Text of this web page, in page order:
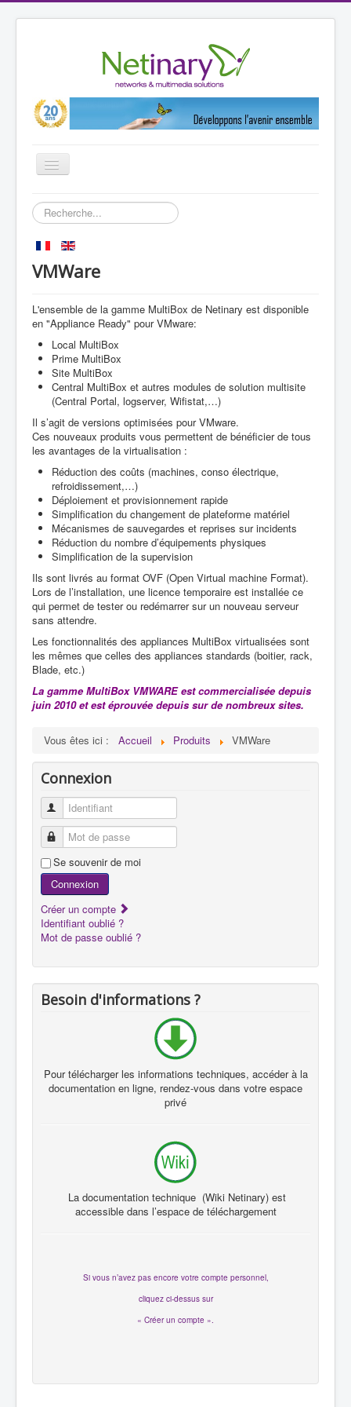
Basculer
la
Accueil
Partenaires
Produits
Rechercher
VMWare
L'ensemble de la gamme MultiBox de Netinary est disponible
en "Appliance Ready" pour VMware:
Local MultiBox
Prime MultiBox
Site MultiBox
Central MultiBox et autres modules de solution multisite
(Central Portal, logserver, Wifistat,…)
Il s’agit de versions optimisées pour VMware.
Ces nouveaux produits vous permettent de bénéficier de tous
les avantages de la virtualisation :
Réduction des coûts (machines, conso électrique,
refroidissement,…)
Déploiement et provisionnement rapide
Simplification du changement de plateforme matériel
Mécanismes de sauvegardes et reprises sur incidents
Réduction du nombre d’équipements physiques
Simplification de la supervision
Ils sont livrés au format OVF (Open Virtual machine Format).
Lors de l’installation, une licence temporaire est installée ce
qui permet de tester ou redémarrer sur un nouveau serveur
sans attendre.
Les fonctionnalités des appliances MultiBox virtualisées sont
les mêmes que celles des appliances standards (boitier, rack,
Blade, etc.)
La gamme MultiBox VMWARE est commercialisée depuis
juin 2010 et est éprouvée depuis sur de nombreux sites.
Vous êtes ici : Accueil Produits VMWare
Connexion
Identifiant
Mot de passe
Se souvenir de moi
Connexion
Créer un compte
Identifiant oublié ?
Mot de passe oublié ?
Besoin d'informations ?
Pour télécharger les informations techniques, accéder à la
documentation en ligne, rendez-vous dans votre espace
privé
La documentation technique (Wiki Netinary) est
accessible dans l’espace de téléchargement
Si vous n’avez pas encore votre compte personnel,
cliquez ci-dessus sur
« Créer un compte ».